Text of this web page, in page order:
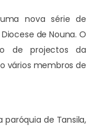
nova série de
de Nouna. O
de projectos da
vários membros de
paróquia de Tansila,